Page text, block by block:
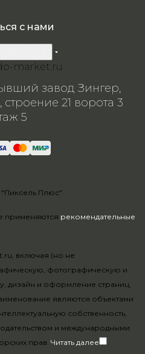
применяются рекомендательные
включая (но не
фотографическую и
дизайн и оформление страниц,
являются объектами
собственность,
и международными
прав. Читать далее
с нами
market.ru
завод Зингер,
21 ворота 3
5
Плюс"